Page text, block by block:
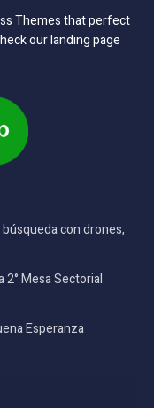
Themes that perfect
our landing page
con drones,
2° Mesa Sectorial
Esperanza